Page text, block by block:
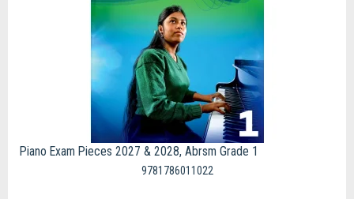
Piano Exam Pieces 2027 & 2028, Abrsm Grade 1
9781786011022